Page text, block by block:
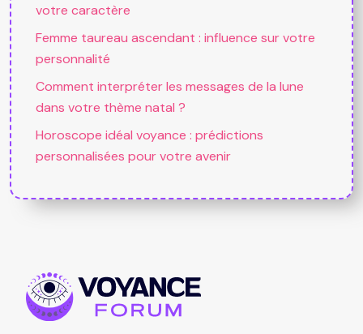
votre caractère
Femme taureau ascendant : influence sur votre
personnalité
Comment interpréter les messages de la lune
dans votre thème natal ?
Horoscope idéal voyance : prédictions
personnalisées pour votre avenir